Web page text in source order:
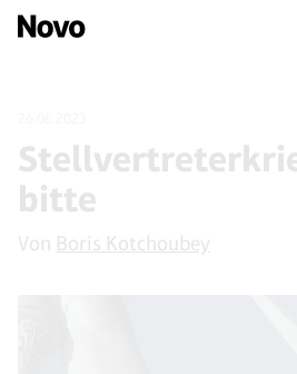
bitte
Von Boris Kotchoubey